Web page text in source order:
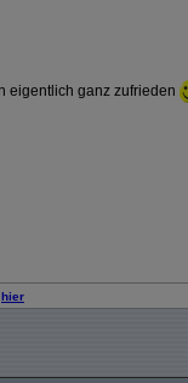
eigentlich ganz zufrieden
hier